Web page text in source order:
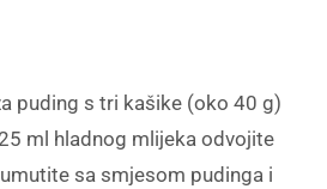
puding s tri kašike (oko 40 g)
ml hladnog mlijeka odvojite
sa smjesom pudinga i